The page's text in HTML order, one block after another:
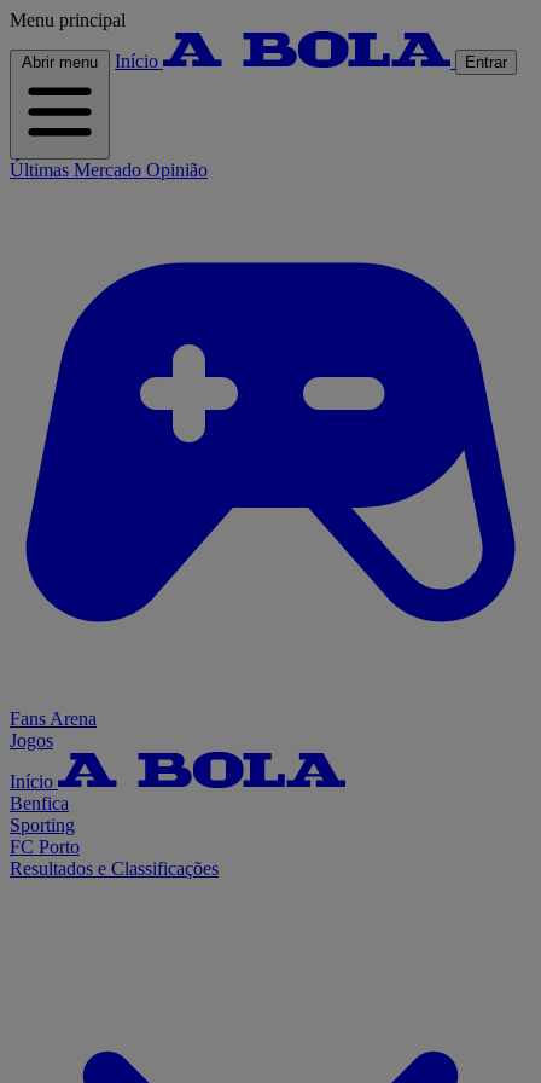
Menu principal
Abrir menu Início Entrar
Últimas Mercado Opinião
Fans Arena
Jogos
Início
Benfica
Sporting
FC Porto
Resultados e Classificações